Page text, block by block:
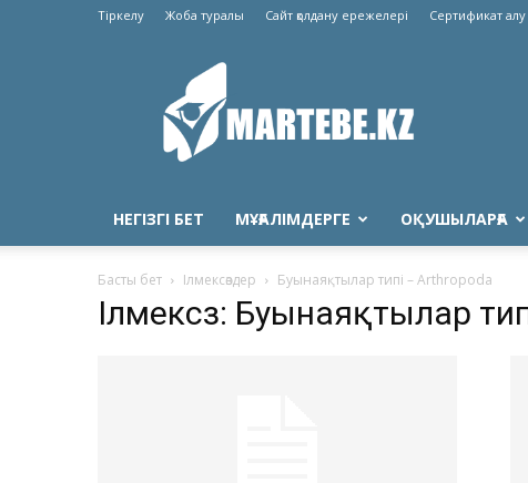
Тіркелу Жоба туралы Сайт қолдану ережелері Сертификат алу
Martebe.kz
білім
сайты
НЕГІЗГІ БЕТ МҰҒАЛІМДЕРГЕ ОҚУШЫЛАРҒА
Басты бет Ілмексөздер Буынаяқтылар типі – Arthropoda
Ілмексөз: Буынаяқтылар